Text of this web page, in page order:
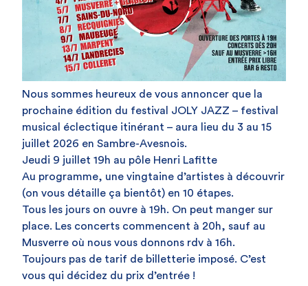
Nous sommes heureux de vous annoncer que la
prochaine édition du festival JOLY JAZZ – festival
musical éclectique itinérant – aura lieu du 3 au 15
juillet 2026 en Sambre-Avesnois.
Jeudi 9 juillet 19h au pôle Henri Lafitte
Au programme, une vingtaine d’artistes à découvrir
(on vous détaille ça bientôt) en 10 étapes.
Tous les jours on ouvre à 19h. On peut manger sur
place. Les concerts commencent à 20h, sauf au
Musverre où nous vous donnons rdv à 16h.
Toujours pas de tarif de billetterie imposé. C’est
vous qui décidez du prix d’entrée !